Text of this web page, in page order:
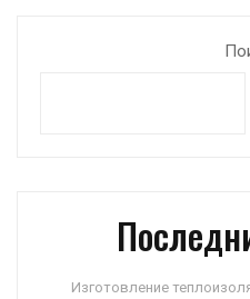
Изготовление